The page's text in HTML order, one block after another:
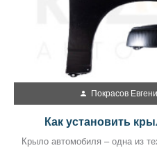
Покрасов
Как установить
Крыло автомобиля – одна из